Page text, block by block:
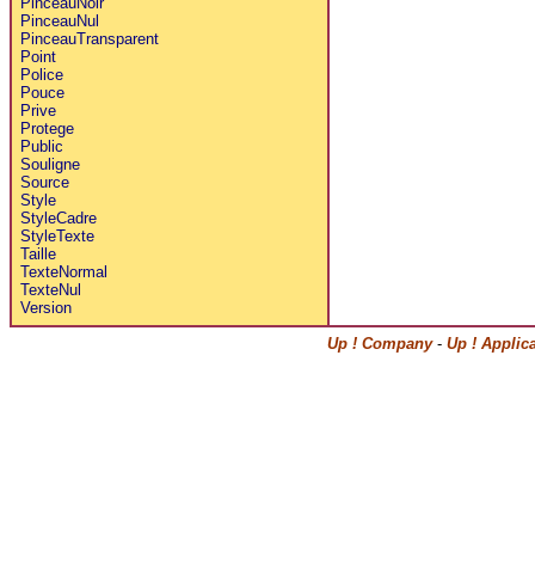
PinceauNul
PinceauTransparent
Point
Police
Pouce
Prive
Protege
Public
Souligne
Source
Style
StyleCadre
StyleTexte
Taille
TexteNormal
TexteNul
Version
Up ! Company- Up !